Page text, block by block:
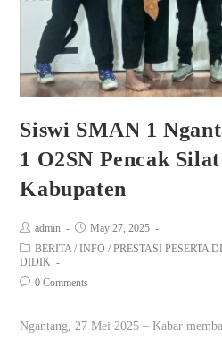
Siswi SMAN 1
1 O2SN Pencak
Kabupaten
admin
May 27, 2025
BERITA / INFO / PRESTASI PESERTA
DIDIK
0 Comments
Ngantang, 27 Mei 2025 – Kabar